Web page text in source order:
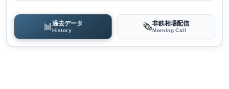
📊過去データ
History 🗞️非鉄相場配信
Morning Call